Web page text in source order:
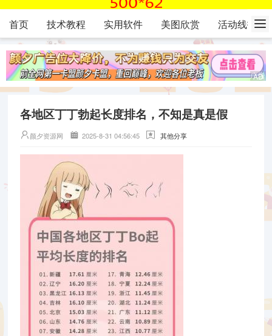
首页 技术教程 实用软件 美图欣赏 活动线报
各地区丁丁勃起长度排名，不知是真是假
颜夕资源网 2025-8-31 04:56:45 其他分享